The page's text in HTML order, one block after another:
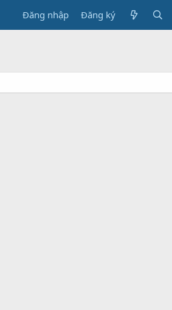
Đăng nhập Đăng ký